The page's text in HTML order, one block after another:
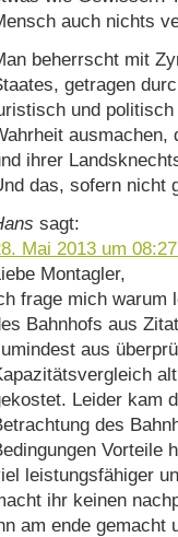
auch nichts
beherrscht mit
getragen
und
ausmachen,
ihrer
das, sofern nicht
sagt:
Mai 2013 um
Montagler,
frage mich warum
Bahnhofs aus
aus
Leider kam
des
Vorteile
leistungsfähiger
ihr keinen
am ende gemacht